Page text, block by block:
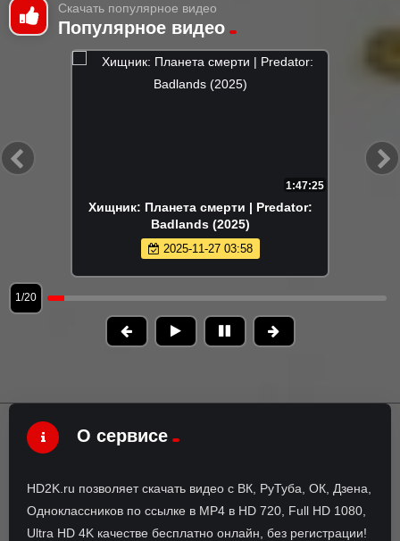
Скачать популярное видео
Популярное видео
1:47:25
Хищник: Планета смерти | Predator:
Badlands (2025)
2025-11-27 03:58
1/20
О сервисе
HD2K.ru позволяет скачать видео с ВК, РуТуба, ОК, Дзена,
Одноклассников по ссылке в MP4 в HD 720, Full HD 1080,
Ultra HD 4K качестве бесплатно онлайн, без регистрации!